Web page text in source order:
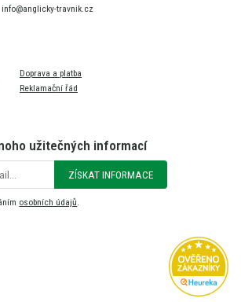
info@anglicky-travnik.cz
Doprava a platba
Reklamační řád
užitečných informací
ZÍSKAT INFORMACE
osobních údajů